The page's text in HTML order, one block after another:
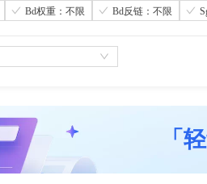
Bd权重：不限 Bd反链：不限
「